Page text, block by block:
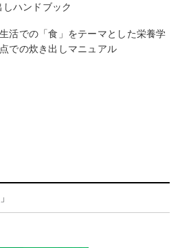
ハンドブック
活での「食」をテーマとした栄養学
での炊き出しマニュアル